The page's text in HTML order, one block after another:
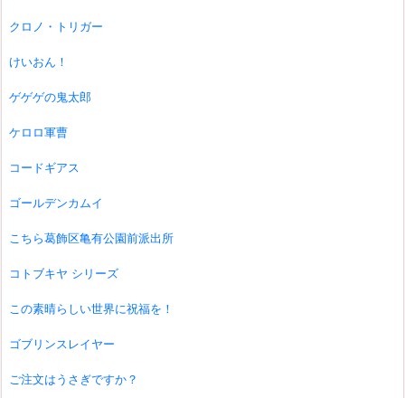
クロノ・トリガー
けいおん！
ゲゲゲの鬼太郎
ケロロ軍曹
コードギアス
ゴールデンカムイ
こちら葛飾区亀有公園前派出所
コトブキヤ シリーズ
この素晴らしい世界に祝福を！
ゴブリンスレイヤー
ご注文はうさぎですか？